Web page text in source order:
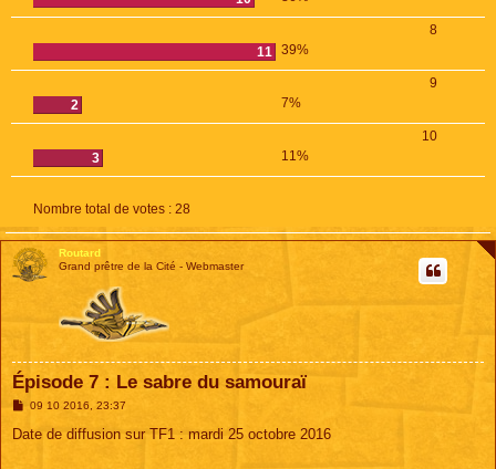
8
11 39%
9
2
7%
10
3
11%
Nombre total de votes : 28
Routard
Grand prêtre de la Cité - Webmaster
Épisode 7 : Le sabre du samouraï
M
s
09 10 2016, 23:37
Date de diffusion sur TF1 : mardi 25 octobre 2016